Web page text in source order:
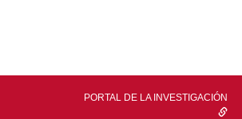
PORTAL DE LA INVESTIGACIÓN